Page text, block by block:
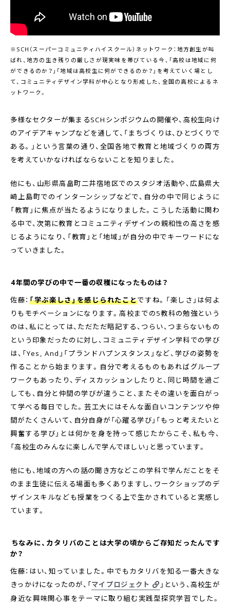
※SCH（スーパーコミュニティハイスクール）ネットワーク：地方創生が叫
ばれ、地方の生き残りの厳しさが現実味を帯びている今、「高校は地域に何
ができるのか？」「地域は高校生に何ができるのか？」を考えていく場とし
て、コミュニティデザイン学科が中心となり形成した、全国の高校によるネ
ットワーク。
多様なセクターが集まるSCHシンポジウムの開催や、高校生向け
のアイデアキャンプなどを通して、「まちづくりは、ひとづくりで
ある。」という言葉の通り、全国各地で教育と地域づくりの両方
を考えていかなければならないことを知りました。
他にも、山形県高畠町二井宿地区でのスタジオ活動や、広島県大
崎上島町でのインターンシップなどで、自分の中で同じように
「教育」に焦点が当たるようになりました。こうした活動に関わ
る中で、次第に教育とコミュニティデザインの親和性の高さを感
じるようになり、「教育」と「地域」が自分の中でキーワードにな
っていきました。
――4年間の学びの中で一番の収穫になったものは？
佐藤：「学ぶ楽しさ」を感じられたことですね。「楽しさ」は何よ
りもモチベーションになります。高校までの5教科の勉強という
のは、私にとっては、ただただ暗記する、つらい、つまらないもの
という印象だったのに対し、コミュニティデザイン学科での学び
は、「Yes, And」「プランドハプンスタンス」など、学びの姿勢を
作ることから始まります。自分で考えるものもあればグループ
ワークもあったり、ディスカッションしたりと、同じ時間を過ご
しても、自分と仲間の学びが違うこと、またその違いを面白がっ
て学べる毎日でした。芸工大にはそんな面白いコンテンツや仲
間がたくさんいて、自分自身が「心躍る学び」「もっと考えたいと
興奮する学び」とは何かを身を持って感じたからこそ、私も今、
「高校生のみんなに楽しんで学んでほしい」と思っています。
他にも、地域の方への話の聞き方などこの学科で学んだことをそ
のまま生徒に伝える場面も多くありますし、ワークショップのデ
ザインスキルなども授業をつくる上で生かされていると実感し
ています。
――ちなみに、カタリバのことは大学の頃からご存知だったんです
か？
佐藤：はい、知っていました。中でもカタリバを知る一番大きな
きっかけになったのが、「マイプロジェクト
」という、高校生が
身近な興味関心事をテーマに取り組む実践型探究学習でした。